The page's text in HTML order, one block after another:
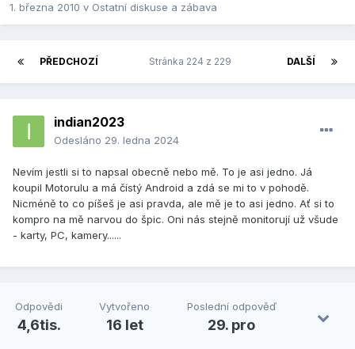
1. března 2010 v Ostatní diskuse a zábava
PŘEDCHOZÍ DALŠÍ
Stránka 224 z 229
indian2023
Odesláno 29. ledna 2024
Nevím jestli si to napsal obecně nebo mě. To je asi jedno. Já
koupil Motorulu a má čístý Android a zdá se mi to v pohodě.
Nicméně to co píšeš je asi pravda, ale mě je to asi jedno. Ať si to
kompro na mě narvou do špic. Oni nás stejně monitorují už všude
- karty, PC, kamery......
Odpovědi
4,6tis.
Vytvořeno
16 let
Poslední odpověď
29. pro